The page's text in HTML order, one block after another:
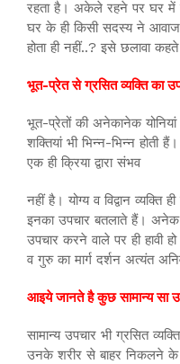
रहता है। अकेले रहने पर घर में
घर के ही किसी सदस्य ने
होता ही नहीं..? इसे छलावा
भूत-प्रेत से ग्रसित व्यक्ति का
भूत-प्रेतों की अनेकानेक
शक्तियां भी भिन्न-भिन्न होती
एक ही क्रिया द्वारा संभव
नहीं है। योग्य व विद्वान व्यक्ति
इनका उपचार बतलाते हैं। अनेक
उपचार करने वाले पर ही हावी
व गुरु का मार्ग दर्शन अत्यंत
आइये जानते है कुछ सामान्य सा
सामान्य उपचार भी ग्रसित
उनके शरीर से बाहर निकलने के